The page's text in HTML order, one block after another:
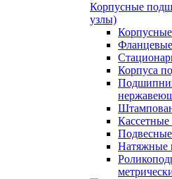
Корпусные
узлы)
Корпуса
Натяжные